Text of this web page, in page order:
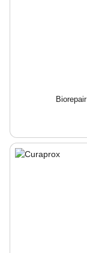
Biorepair